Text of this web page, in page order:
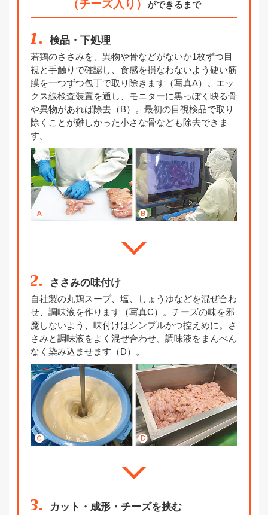
（チーズ入り） ができるまで
1. 検品・下処理
若鶏のささみを、異物や骨などがないか1枚ずつ目
視と手触りで確認し、食感を損なわないよう硬い筋
膜を一つずつ包丁で取り除きます（写真A）。エッ
クス線検査装置を通し、モニターに黒っぽく映る骨
や異物があれば除去（B）。最初の目視検品で取り
除くことが難しかった小さな骨なども除去できま
す。
2. ささみの味付け
自社製の丸鶏スープ、塩、しょうゆなどを混ぜ合わ
せ、調味液を作ります（写真C）。チーズの味を邪
魔しないよう、味付けはシンプルかつ控えめに。さ
さみと調味液をよく混ぜ合わせ、調味液をまんべん
なく染み込ませます（D）。
3. カット・成形・チーズを挟む